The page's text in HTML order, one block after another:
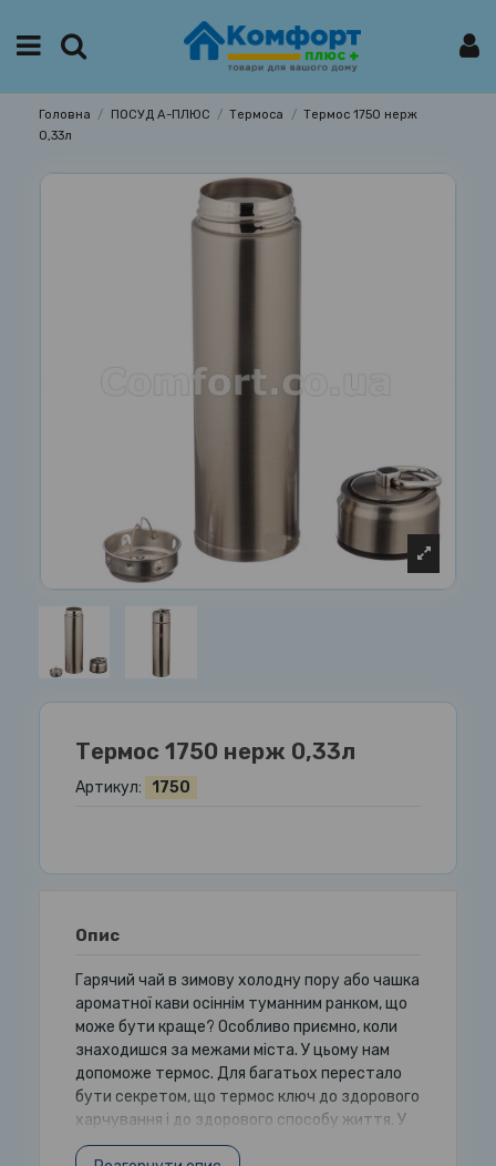
Головна ПОСУД А-ПЛЮС Термоса
Термос 1750 нерж
0,33л
Термос 1750 нерж 0,33л
Артикул: 1750
Опис
Гарячий чай в зимову холодну пору або чашка
ароматної кави осіннім туманним ранком, що
може бути краще? Особливо приємно, коли
знаходишся за межами міста. У цьому нам
допоможе термос. Для багатьох перестало
бути секретом, що термос ключ до здорового
харчування і до здорового способу життя. У